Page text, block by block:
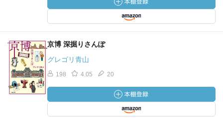
京博 深掘りさんぽ
グレゴリ青山
198 4.05 20